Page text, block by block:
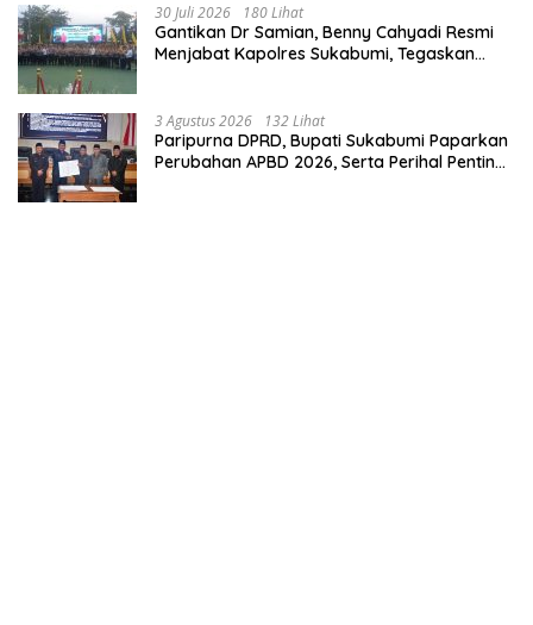
30 Juli 2026 180 Lihat
Gantikan Dr Samian, Benny Cahyadi Resmi
Menjabat Kapolres Sukabumi, Tegaskan
3 Agustus 2026 132 Lihat
Paripurna DPRD, Bupati Sukabumi Paparkan
Perubahan APBD 2026, Serta Perihal Penting